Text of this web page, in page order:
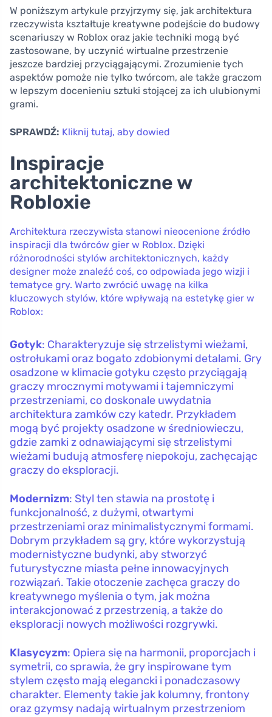
W poniższym artykule przyjrzymy się, jak architektura
rzeczywista kształtuje kreatywne podejście do budowy
scenariuszy w Roblox oraz jakie techniki mogą być
zastosowane, by uczynić wirtualne przestrzenie
jeszcze bardziej przyciągającymi. Zrozumienie tych
aspektów pomoże nie tylko twórcom, ale także graczom
w lepszym docenieniu sztuki stojącej za ich ulubionymi
grami.
SPRAWDŹ: Kliknij tutaj, aby dowied
Inspiracje
architektoniczne w
Robloxie
Architektura rzeczywista stanowi nieocenione źródło
inspiracji dla twórców gier w Roblox. Dzięki
różnorodności stylów architektonicznych, każdy
designer może znaleźć coś, co odpowiada jego wizji i
tematyce gry. Warto zwrócić uwagę na kilka
kluczowych stylów, które wpływają na estetykę gier w
Roblox:
Gotyk: Charakteryzuje się strzelistymi wieżami,
ostrołukami oraz bogato zdobionymi detalami. Gry
osadzone w klimacie gotyku często przyciągają
graczy mrocznymi motywami i tajemniczymi
przestrzeniami, co doskonale uwydatnia
architektura zamków czy katedr. Przykładem
mogą być projekty osadzone w średniowieczu,
gdzie zamki z odnawiającymi się strzelistymi
wieżami budują atmosferę niepokoju, zachęcając
graczy do eksploracji.
Modernizm: Styl ten stawia na prostotę i
funkcjonalność, z dużymi, otwartymi
przestrzeniami oraz minimalistycznymi formami.
Dobrym przykładem są gry, które wykorzystują
modernistyczne budynki, aby stworzyć
futurystyczne miasta pełne innowacyjnych
rozwiązań. Takie otoczenie zachęca graczy do
kreatywnego myślenia o tym, jak można
interakcjonować z przestrzenią, a także do
eksploracji nowych możliwości rozgrywki.
Klasycyzm: Opiera się na harmonii, proporcjach i
symetrii, co sprawia, że gry inspirowane tym
stylem często mają elegancki i ponadczasowy
charakter. Elementy takie jak kolumny, frontony
oraz gzymsy nadają wirtualnym przestrzeniom